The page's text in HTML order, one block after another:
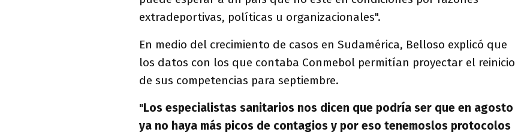
extradeportivas, políticas u organizacionales".
En medio del crecimiento de casos en Sudamérica, Belloso explicó que
los datos con los que contaba Conmebol permitían proyectar el reinicio
de sus competencias para septiembre.
"Los especialistas sanitarios nos dicen que podría ser que en agosto
ya no haya más picos de contagios y por eso tenemoslos protocolos